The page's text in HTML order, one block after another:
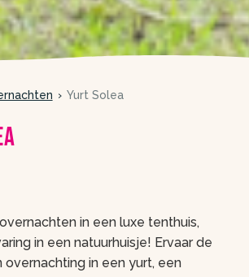
Yurt Solea
in een luxe tenthuis,
in een natuurhuisje! Ervaar de
overnachting in een yurt, een